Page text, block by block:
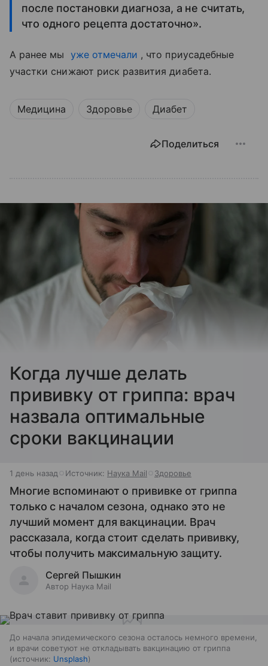
после постановки диагноза, а не считать,
что одного рецепта достаточно».
А ранее мы уже отмечали , что приусадебные
участки снижают риск развития диабета.
Медицина Здоровье Диабет
Поделиться
Когда лучше делать
прививку от гриппа: врач
назвала оптимальные
сроки вакцинации
1 день назад Источник: Наука Mail Здоровье
Многие вспоминают о прививке от гриппа
только с началом сезона, однако это не
лучший момент для вакцинации. Врач
рассказала, когда стоит сделать прививку,
чтобы получить максимальную защиту.
Сергей Пышкин
Автор Наука Mail
До начала эпидемического сезона осталось немного времени,
и врачи советуют не откладывать вакцинацию от гриппа
источник: Unsplash